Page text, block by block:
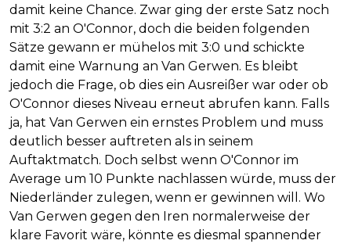
damit keine Chance. Zwar ging der erste Satz noch
mit 3:2 an O'Connor, doch die beiden folgenden
Sätze gewann er mühelos mit 3:0 und schickte
damit eine Warnung an Van Gerwen. Es bleibt
jedoch die Frage, ob dies ein Ausreißer war oder ob
O'Connor dieses Niveau erneut abrufen kann. Falls
ja, hat Van Gerwen ein ernstes Problem und muss
deutlich besser auftreten als in seinem
Auftaktmatch. Doch selbst wenn O'Connor im
Average um 10 Punkte nachlassen würde, muss der
Niederländer zulegen, wenn er gewinnen will. Wo
Van Gerwen gegen den Iren normalerweise der
klare Favorit wäre, könnte es diesmal spannender